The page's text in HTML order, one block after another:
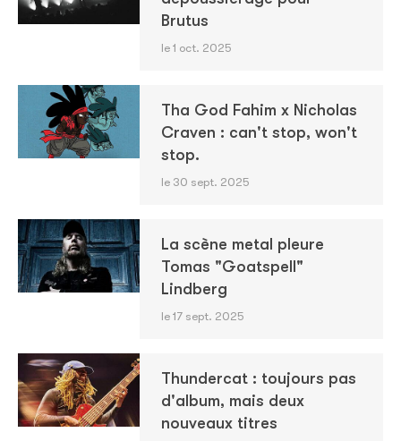
Brutus
le 1 oct. 2025
Tha God Fahim x Nicholas
Craven : can't stop, won't
stop.
le 30 sept. 2025
La scène metal pleure
Tomas "Goatspell"
Lindberg
le 17 sept. 2025
Thundercat : toujours pas
d'album, mais deux
nouveaux titres